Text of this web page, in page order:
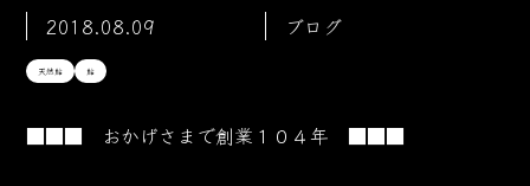
2018.08.09 ブログ
天然鮎 鮎
■■■ おかげさまで創業１０４年 ■■■